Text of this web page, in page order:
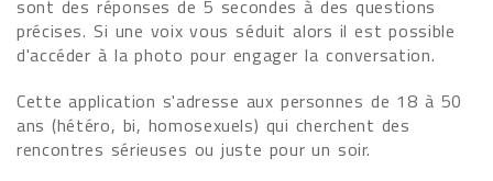
sont des réponses de 5 secondes à des questions
précises. Si une voix vous séduit alors il est possible
d'accéder à la photo pour engager la conversation.
Cette application s'adresse aux personnes de 18 à 50
ans (hétéro, bi, homosexuels) qui cherchent des
rencontres sérieuses ou juste pour un soir.